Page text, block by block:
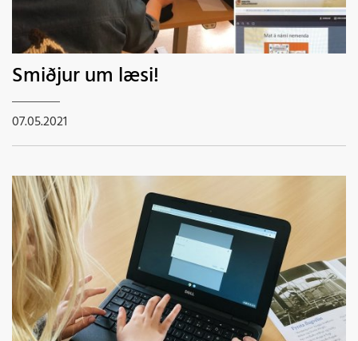
Smiðjur um læsi!
07.05.2021